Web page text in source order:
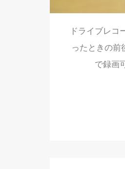
ドライブレコ
ったときの前
で録画